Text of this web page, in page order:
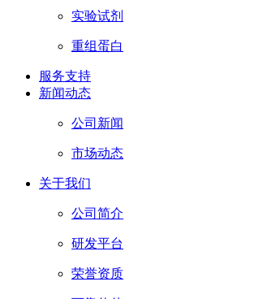
实验试剂
重组蛋白
服务支持
新闻动态
公司新闻
市场动态
关于我们
公司简介
研发平台
荣誉资质